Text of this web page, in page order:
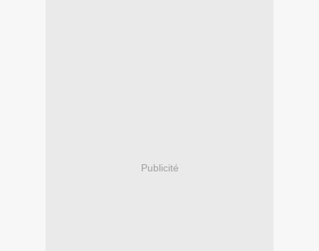
Publicité